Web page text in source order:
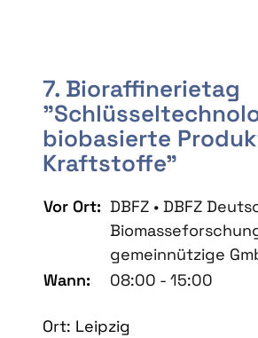
7. Bioraffinerietag
biobasierte
Kraftstoffe"
Vor Ort: DBFZ • DBFZ
gemeinnützige
Wann:
08:00 - 15:00
Ort: Leipzig